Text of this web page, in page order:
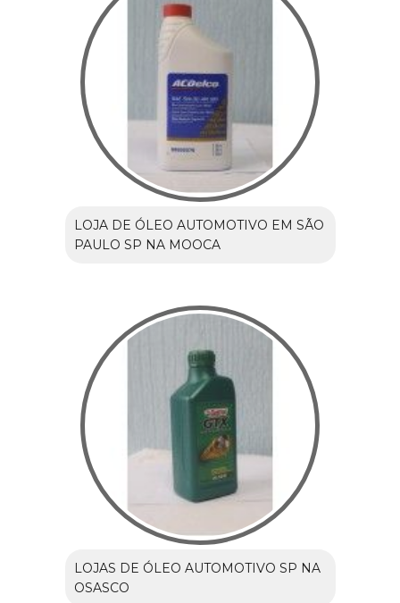
LOJA DE ÓLEO AUTOMOTIVO EM SÃO
PAULO SP NA MOOCA
LOJAS DE ÓLEO AUTOMOTIVO SP NA
OSASCO